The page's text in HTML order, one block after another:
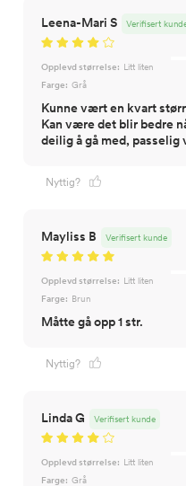
Leena-Mari S Verifisert
Opplevd størrelse: Litt liten
Farge: Grå
Kunne vært en kvart
Kan være det blir bedre
deilig å gå med,
Nyttig?
Mayliss B Verifisert kunde
Opplevd størrelse: Litt liten
Farge: Brun
Måtte gå opp 1 str.
Nyttig?
Linda G Verifisert kunde
Opplevd størrelse: Litt liten
Farge: Grå